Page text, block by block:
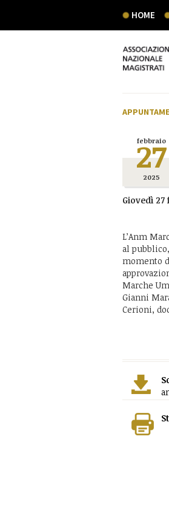
HOME
febbraio
27
2025
Giovedì
L’Anm
al
momento
Marche
Gianni
Cerioni,